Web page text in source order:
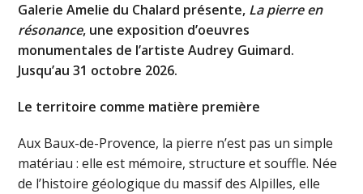
Galerie Amelie du Chalard présente, La pierre en
résonance, une exposition d’oeuvres
monumentales de l’artiste Audrey Guimard.
Jusqu’au 31 octobre 2026.
Le territoire comme matière première
Aux Baux-de-Provence, la pierre n’est pas un simple
matériau : elle est mémoire, structure et souffle. Née
de l’histoire géologique du massif des Alpilles, elle